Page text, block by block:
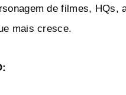
de filmes, HQs,
mais cresce.